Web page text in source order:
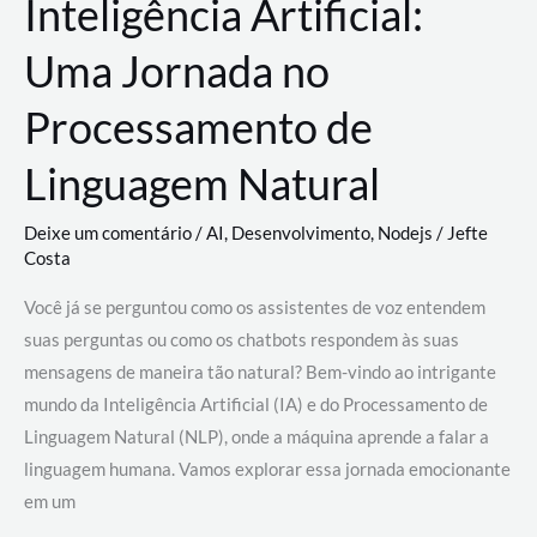
Inteligência Artificial:
Uma Jornada no
Processamento de
Linguagem Natural
Deixe um comentário/AI, Desenvolvimento, Nodejs / Jefte
Costa
Você já se perguntou como os assistentes de voz entendem
suas perguntas ou como os chatbots respondem às suas
mensagens de maneira tão natural? Bem-vindo ao intrigante
mundo da Inteligência Artificial (IA) e do Processamento de
Linguagem Natural (NLP), onde a máquina aprende a falar a
linguagem humana. Vamos explorar essa jornada emocionante
em um